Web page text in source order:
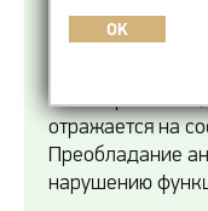
заболеванием
пациенты в
всего
отражается на
Преобладание
нарушению
OK